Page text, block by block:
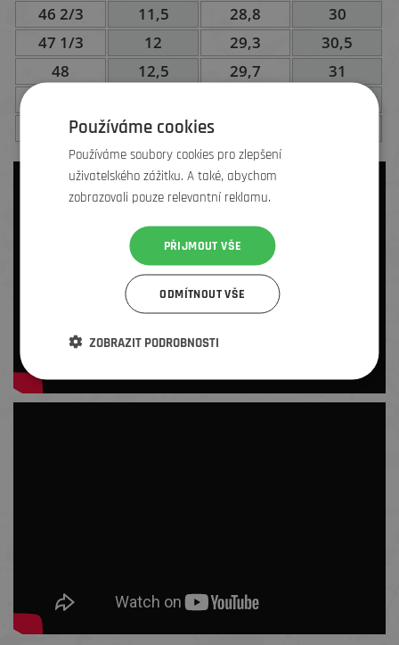
46 2/3
11,5 28,8
30
47 1/3
12 29,3
30,5
48
12,5 29,7
31
50 2/3
14,5
Používáme cookies
Používáme soubory cookies pro zlepšení
uživatelského zážitku. A také, abychom
zobrazovali pouze relevantní reklamu.
PŘIJMOUT VŠE
ODMÍTNOUT VŠE
ZOBRAZIT PODROBNOSTI